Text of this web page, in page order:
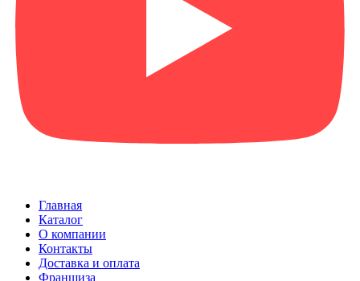
Главная
Каталог
О компании
Контакты
Доставка и оплата
Франшиза